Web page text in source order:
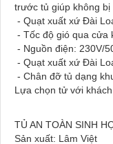
trước tủ giúp không bị
- Quạt xuất xứ Đài
- Tốc độ gió qua cửa
- Nguồn điện: 230V/
- Quạt xuất xứ Đài
- Chân đỡ tủ dạng
Lựa chọn tử với
TỦ AN TOÀN SINH
Sản xuất: Lâm Việt